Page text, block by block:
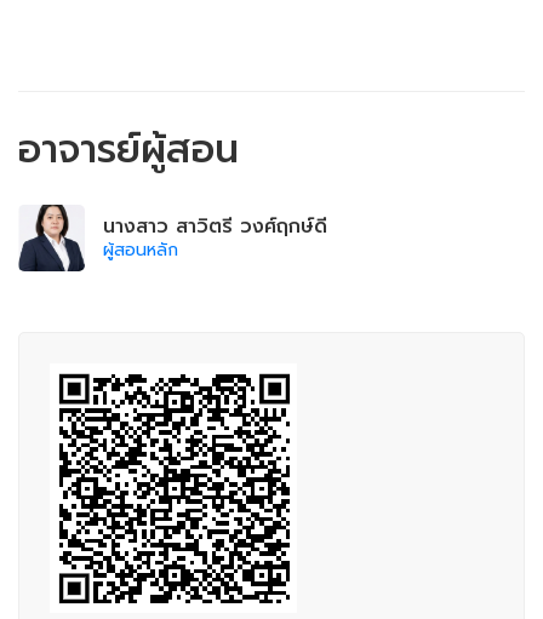
อาจารย์ผู้สอน
นางสาว สาวิตรี วงศ์ฤกษ์ดี
ผู้สอนหลัก